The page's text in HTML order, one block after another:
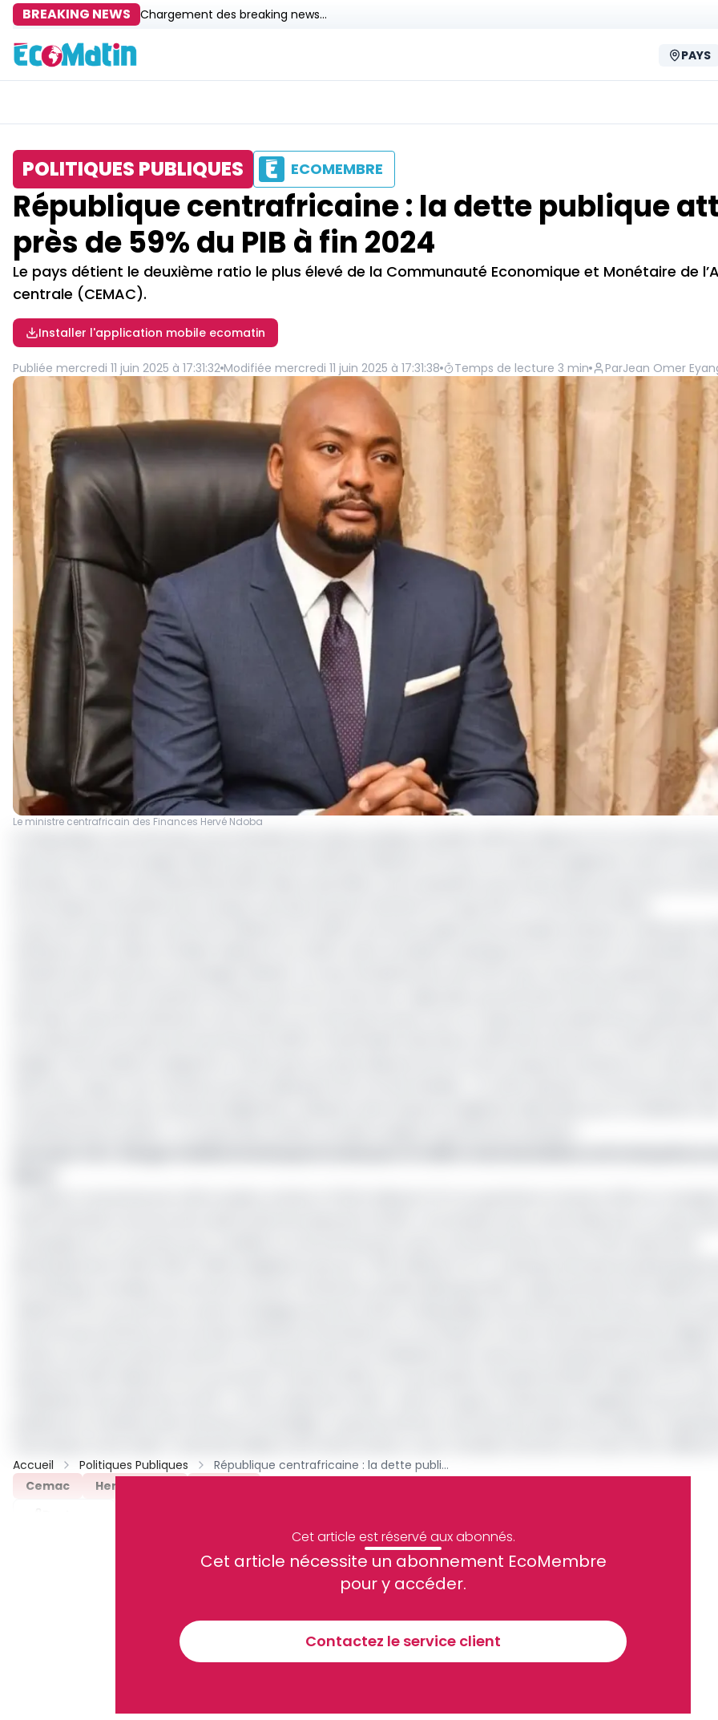
BREAKING NEWS Chargement des breaking news...
PAYS
POLITIQUES PUBLIQUES ECOMEMBRE
République centrafricaine : la dette publique
près de 59% du PIB à fin 2024
Le pays détient le deuxième ratio le plus élevé de la Communauté Economique et Monétaire de
centrale (CEMAC).
Installer l'application mobile ecomatin
Publiée mercredi 11 juin 2025 à 17:31:32 Modifiée mercredi 11 juin 2025 à 17:31:38 Temps de lecture 3 min ParJean Omer
Le ministre centrafricain des Finances Hervé Ndoba
Cet article est réservé aux abonnés.
Cet article nécessite un abonnement EcoMembre
pour y accéder.
Contactez le service client
Accueil Politiques Publiques
République centrafricaine : la dette publique atteint près de 59% du PIB à fin 2024
Cemac
Hervé Ndoba
Recevez notre briefing économique et financier tous les jours avant 10 heures.
Sinscrire a la newsletter
En vous inscrivant à la newsletter, vous acceptez de recevoir nos communications. Vous pouvez vous désabonner à tout moment.